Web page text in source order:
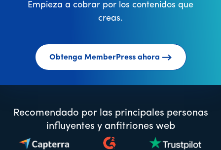
Empieza a cobrar por los contenidos que
creas.
Obtenga MemberPress ahora
Recomendado por las principales personas
influyentes y anfitriones web